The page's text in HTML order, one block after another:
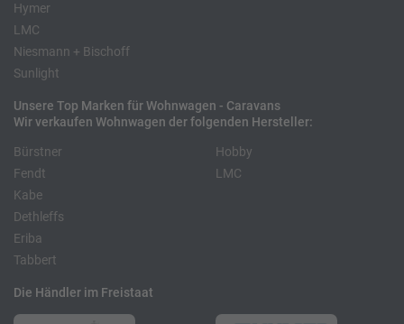
Hymer
LMC
Niesmann + Bischoff
Sunlight
Unsere Top Marken für Wohnwagen - Caravans
Wir verkaufen Wohnwagen der folgenden Hersteller:
Bürstner
Fendt
Kabe
Hobby
LMC
Dethleffs
Eriba
Tabbert
Die Händler im Freistaat